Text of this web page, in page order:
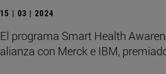
15 | 03 | 2024
El programa Smart Health
alianza con Merck e IBM,